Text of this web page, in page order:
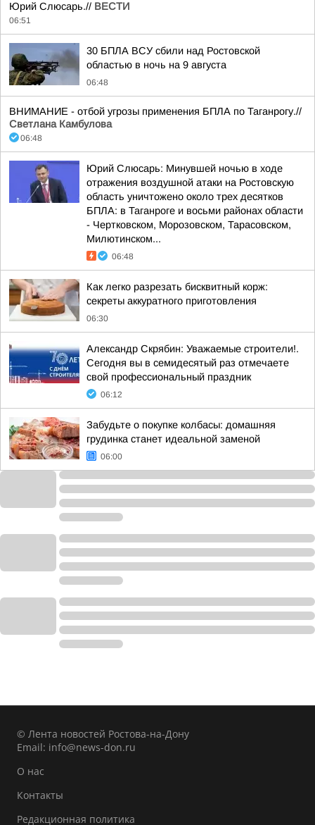
Юрий Слюсарь.// ВЕСТИ
06:51
30 БПЛА ВСУ сбили над Ростовской
областью в ночь на 9 августа
06:48
ВНИМАНИЕ - отбой угрозы применения БПЛА по Таганрогу.//
Светлана Камбулова
06:48
Юрий Слюсарь: Минувшей ночью в ходе
отражения воздушной атаки на Ростовскую
область уничтожено около трех десятков
БПЛА: в Таганроге и восьми районах области
- Чертковском, Морозовском, Тарасовском,
Милютинском...
06:48
Как легко разрезать бисквитный корж:
секреты аккуратного приготовления
06:30
Александр Скрябин: Уважаемые строители!.
Сегодня вы в семидесятый раз отмечаете
свой профессиональный праздник
06:12
Забудьте о покупке колбасы: домашняя
грудинка станет идеальной заменой
06:00
© Лента новостей Ростова-на-Дону
Email: info@news-don.ru
О нас
Контакты
Редакционная политика